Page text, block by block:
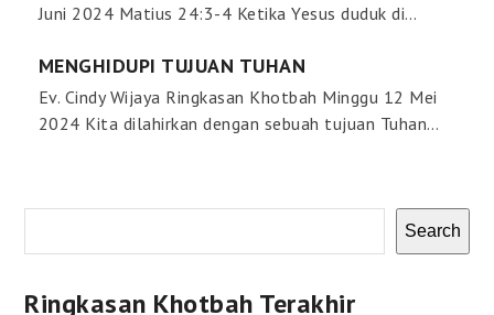
Juni 2024 Matius 24:3-4 Ketika Yesus duduk di…
MENGHIDUPI TUJUAN TUHAN
Ev. Cindy Wijaya Ringkasan Khotbah Minggu 12 Mei
2024 Kita dilahirkan dengan sebuah tujuan Tuhan…
Search
Ringkasan Khotbah Terakhir